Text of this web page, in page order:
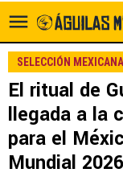
SELECCIÓN MEXICANA
El ritual de
llegada a la
para el
Mundial 2026